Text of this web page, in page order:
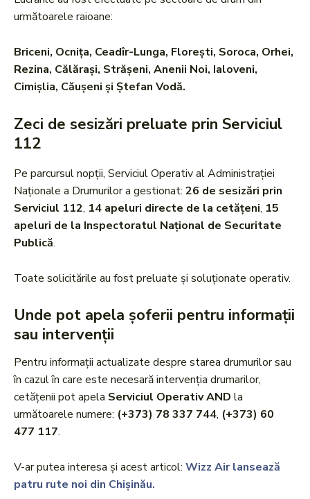
următoarele raioane:
Briceni, Ocnița, Ceadîr-Lunga, Florești, Soroca, Orhei,
Rezina, Călărași, Strășeni, Anenii Noi, Ialoveni,
Cimișlia, Căușeni și Ștefan Vodă.
Zeci de sesizări preluate prin Serviciul
112
Pe parcursul nopții, Serviciul Operativ al Administrației
Naționale a Drumurilor a gestionat: 26 de sesizări prin
Serviciul 112, 14 apeluri directe de la cetățeni, 15
apeluri de la Inspectoratul Național de Securitate
Publică.
Toate solicitările au fost preluate și soluționate operativ.
Unde pot apela șoferii pentru informații
sau intervenții
Pentru informații actualizate despre starea drumurilor sau
în cazul în care este necesară intervenția drumarilor,
cetățenii pot apela Serviciul Operativ AND la
următoarele numere: (+373) 78 337 744, (+373) 60
477 117.
V-ar putea interesa și acest articol: Wizz Air lansează
patru rute noi din Chișinău.